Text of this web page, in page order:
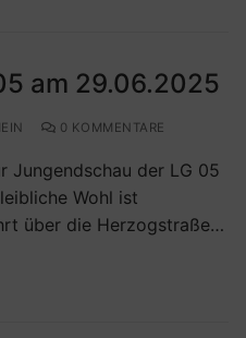
am 29.06.2025
0 KOMMENTARE
Jungendschau der LG 05
Wohl ist
über die Herzogstraße…